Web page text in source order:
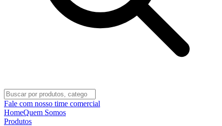
Fale com nosso time comercial
HomeQuem Somos
Produtos